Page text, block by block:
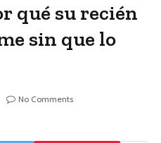
qué su recién
sin que lo
No Comments